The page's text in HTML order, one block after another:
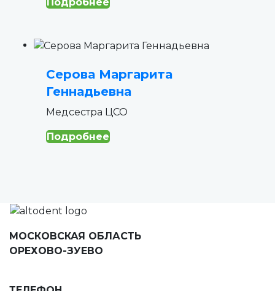
Серова Маргарита
Геннадьевна
Медсестра ЦСО
Подробнее
МОСКОВСКАЯ ОБЛАСТЬ
ОРЕХОВО-ЗУЕВО